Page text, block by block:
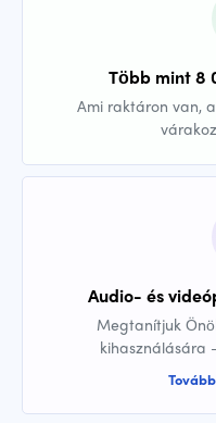
Több mint 8
Ami raktáron van,
Audio- és
Megtanítjuk
kihasználására